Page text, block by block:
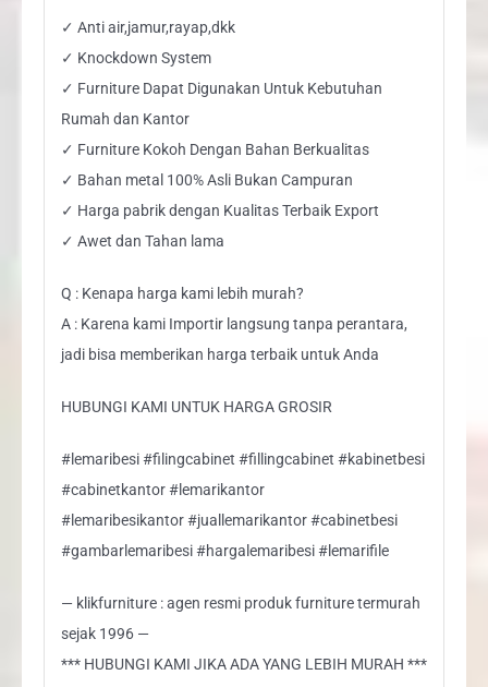
✓ Anti air,jamur,rayap,dkk
✓ Knockdown System
✓ Furniture Dapat Digunakan Untuk Kebutuhan
Rumah dan Kantor
✓ Furniture Kokoh Dengan Bahan Berkualitas
✓ Bahan metal 100% Asli Bukan Campuran
✓ Harga pabrik dengan Kualitas Terbaik Export
✓ Awet dan Tahan lama
Q : Kenapa harga kami lebih murah?
A : Karena kami Importir langsung tanpa perantara,
jadi bisa memberikan harga terbaik untuk Anda
HUBUNGI KAMI UNTUK HARGA GROSIR
#lemaribesi #filingcabinet #fillingcabinet #kabinetbesi
#cabinetkantor #lemarikantor
#lemaribesikantor #juallemarikantor #cabinetbesi
#gambarlemaribesi #hargalemaribesi #lemarifile
— klikfurniture : agen resmi produk furniture termurah
sejak 1996 —
*** HUBUNGI KAMI JIKA ADA YANG LEBIH MURAH ***